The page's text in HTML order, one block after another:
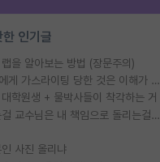
인기글
을 알아보는 방법 (장문주의)
대학원생들 교수에게 가스라이팅 당한 것은 이해가 갑니다. 안타깝네요.
학원생 + 물박사들이 착각하는 거
왜 후배가 못하는걸 교수님은 내 책임으로 돌리는걸까요?
사진 올리냐